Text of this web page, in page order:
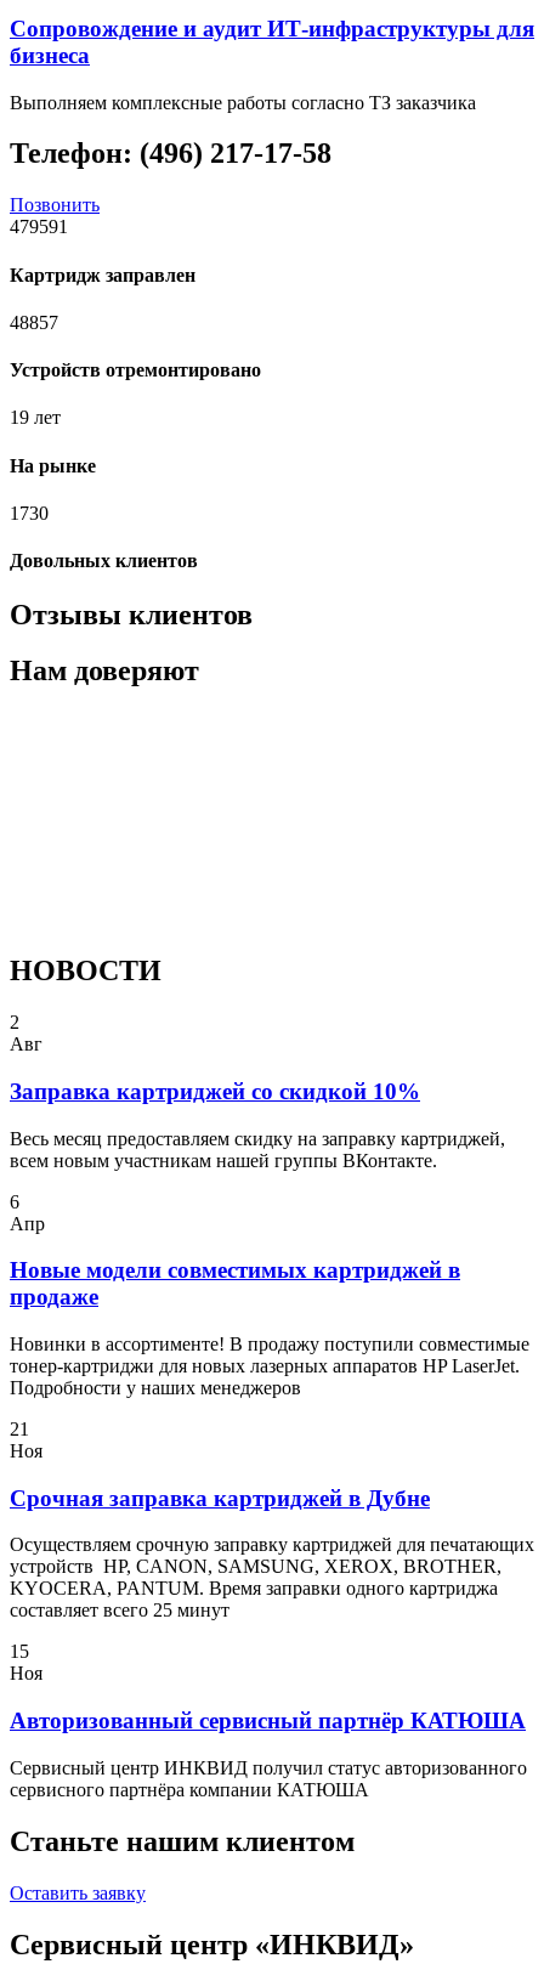
Сопровождение и аудит ИТ-инфраструктуры для
бизнеса
Выполняем комплексные работы согласно ТЗ заказчика
Телефон: (496) 217-17-58
Позвонить
479591
Картридж заправлен
48857
Устройств отремонтировано
19 лет
На рынке
1730
Довольных клиентов
Отзывы клиентов
Нам доверяют
НОВОСТИ
2
Авг
Заправка картриджей со скидкой 10%
Весь месяц предоставляем скидку на заправку картриджей,
всем новым участникам нашей группы ВКонтакте.
6
Апр
Новые модели совместимых картриджей в
продаже
Новинки в ассортименте! В продажу поступили совместимые
тонер-картриджи для новых лазерных аппаратов HP LaserJet.
Подробности у наших менеджеров
21
Ноя
Срочная заправка картриджей в Дубне
Осуществляем срочную заправку картриджей для печатающих
устройств HP, CANON, SAMSUNG, XEROX, BROTHER,
KYOCERA, PANTUM. Время заправки одного картриджа
составляет всего 25 минут
15
Ноя
Авторизованный сервисный партнёр КАТЮША
Сервисный центр ИНКВИД получил статус авторизованного
сервисного партнёра компании КАТЮША
Станьте нашим клиентом
Оставить заявку
Сервисный центр «ИНКВИД»